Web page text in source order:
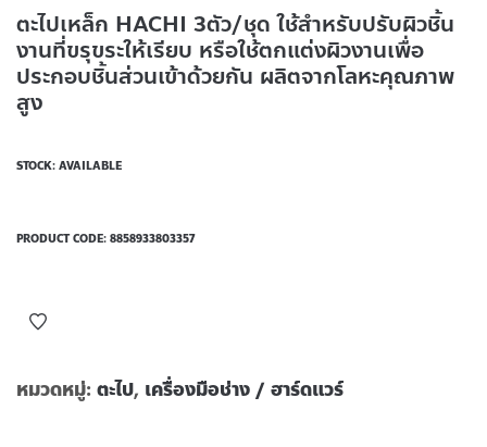
ตะไปเหล็ก HACHI 3ตัว/ชุด ใช้สำหรับปรับผิวชิ้น
งานที่ขรุขระให้เรียบ หรือใช้ตกแต่งผิวงานเพื่อ
ประกอบชิ้นส่วนเข้าด้วยกัน ผลิตจากโลหะคุณภาพ
สูง
STOCK: AVAILABLE
PRODUCT CODE: 8858933803357
หมวดหมู่: ตะไป, เครื่องมือช่าง / ฮาร์ดแวร์